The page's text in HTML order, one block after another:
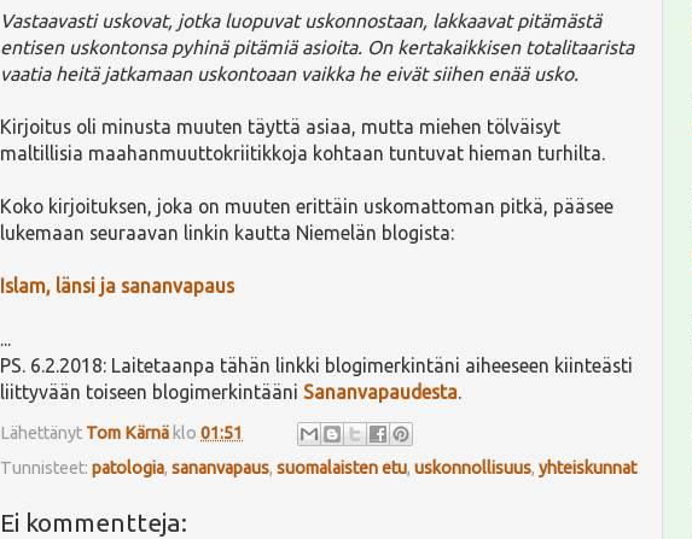
Vastaavasti uskovat, jotka luopuvat uskonnostaan, lakkaavat pitämästä
entisen uskontonsa pyhinä pitämiä asioita. On kertakaikkisen totalitaarista
vaatia heitä jatkamaan uskontoaan vaikka he eivät siihen enää usko.
Kirjoitus oli minusta muuten täyttä asiaa, mutta miehen tölväisyt
maltillisia maahanmuuttokriitikkoja kohtaan tuntuvat hieman turhilta.
Koko kirjoituksen, joka on muuten erittäin uskomattoman pitkä, pääsee
lukemaan seuraavan linkin kautta Niemelän blogista:
Islam, länsi ja sananvapaus
...
PS. 6.2.2018: Laitetaanpa tähän linkki blogimerkintäni aiheeseen kiinteästi
liittyvään toiseen blogimerkintääni Sananvapaudesta.
Lähettänyt Tom Kärnä klo 01:51
Tunnisteet: patologia, sananvapaus, suomalaisten etu, uskonnollisuus, yhteiskunnat
Ei kommentteja: